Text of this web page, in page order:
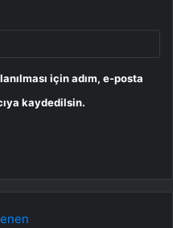
için adım, e-posta
kaydedilsin.